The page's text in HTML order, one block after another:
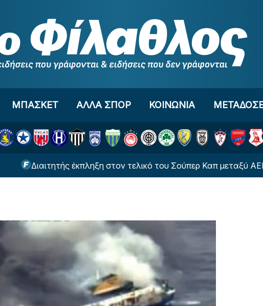
ΜΠΑΣΚΕΤ ΑΛΛΑ ΣΠΟΡ ΚΟΙΝΩΝΙΑ
Διαιτητής έκπληξη στον τελικό του Σούπερ Καπ μεταξύ ΑΕΚ και